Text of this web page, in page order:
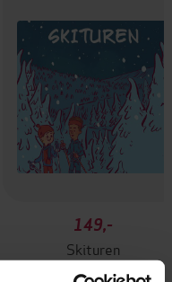
149,-
Skituren
Sidsel Jøranlid